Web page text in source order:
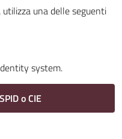
utilizza una delle seguenti
system.
o CIE